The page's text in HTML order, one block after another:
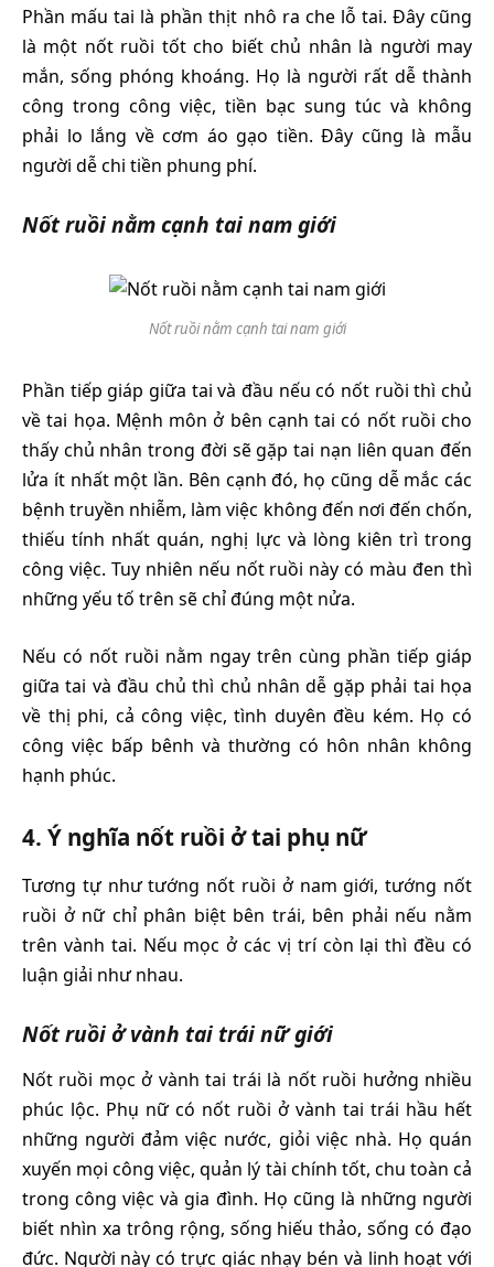
Phần mấu tai là phần thịt nhô ra che lỗ tai. Đây cũng
là một nốt ruồi tốt cho biết chủ nhân là người may
mắn, sống phóng khoáng. Họ là người rất dễ thành
công trong công việc, tiền bạc sung túc và không
phải lo lắng về cơm áo gạo tiền. Đây cũng là mẫu
người dễ chi tiền phung phí.
Nốt ruồi nằm cạnh tai nam giới
Nốt ruồi nằm cạnh tai nam giới
Phần tiếp giáp giữa tai và đầu nếu có nốt ruồi thì chủ
về tai họa. Mệnh môn ở bên cạnh tai có nốt ruồi cho
thấy chủ nhân trong đời sẽ gặp tai nạn liên quan đến
lửa ít nhất một lần. Bên cạnh đó, họ cũng dễ mắc các
bệnh truyền nhiễm, làm việc không đến nơi đến chốn,
thiếu tính nhất quán, nghị lực và lòng kiên trì trong
công việc. Tuy nhiên nếu nốt ruồi này có màu đen thì
những yếu tố trên sẽ chỉ đúng một nửa.
Nếu có nốt ruồi nằm ngay trên cùng phần tiếp giáp
giữa tai và đầu chủ thì chủ nhân dễ gặp phải tai họa
về thị phi, cả công việc, tình duyên đều kém. Họ có
công việc bấp bênh và thường có hôn nhân không
hạnh phúc.
4. Ý nghĩa nốt ruồi ở tai phụ nữ
Tương tự như tướng nốt ruồi ở nam giới, tướng nốt
ruồi ở nữ chỉ phân biệt bên trái, bên phải nếu nằm
trên vành tai. Nếu mọc ở các vị trí còn lại thì đều có
luận giải như nhau.
Nốt ruồi ở vành tai trái nữ giới
Nốt ruồi mọc ở vành tai trái là nốt ruồi hưởng nhiều
phúc lộc. Phụ nữ có nốt ruồi ở vành tai trái hầu hết
những người đảm việc nước, giỏi việc nhà. Họ quán
xuyến mọi công việc, quản lý tài chính tốt, chu toàn cả
trong công việc và gia đình. Họ cũng là những người
biết nhìn xa trông rộng, sống hiếu thảo, sống có đạo
đức. Người này có trực giác nhạy bén và linh hoạt với